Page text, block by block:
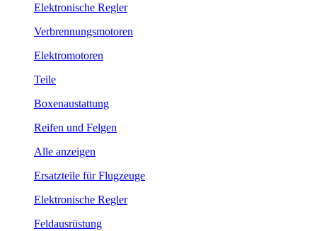
Elektronische Regler
Verbrennungsmotoren
Elektromotoren
Teile
Boxenaustattung
Reifen und Felgen
Alle anzeigen
Ersatzteile für Flugzeuge
Elektronische Regler
Feldausrüstung